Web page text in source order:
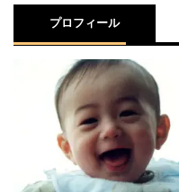
プロフィール